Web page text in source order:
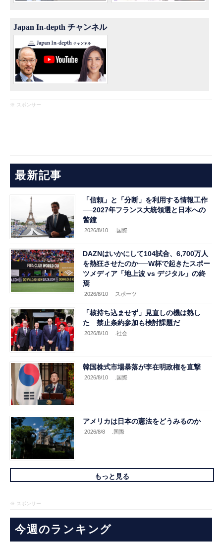
Japan In-depth チャンネル
※ スポンサー
最新記事
「信頼」と「分断」を利用する情報工作
──2027年フランス大統領選と日本への
警鐘
2026/8/10 .国際
DAZNはいかにして104試合、6,700万人
を熱狂させたのか──W杯で起きたスポー
ツメディア「地上波 vs デジタル」の終
焉
2026/8/10 スポーツ
「核持ち込ませず」見直しの機は熟し
た 禁止条約参加も検討課題だ
2026/8/10 .社会
韓国株式市場暴落が李在明政権を直撃
2026/8/10 .国際
アメリカは日本の憲法をどうみるのか
2026/8/8 .国際
もっと見る
※ スポンサー
今週のランキング